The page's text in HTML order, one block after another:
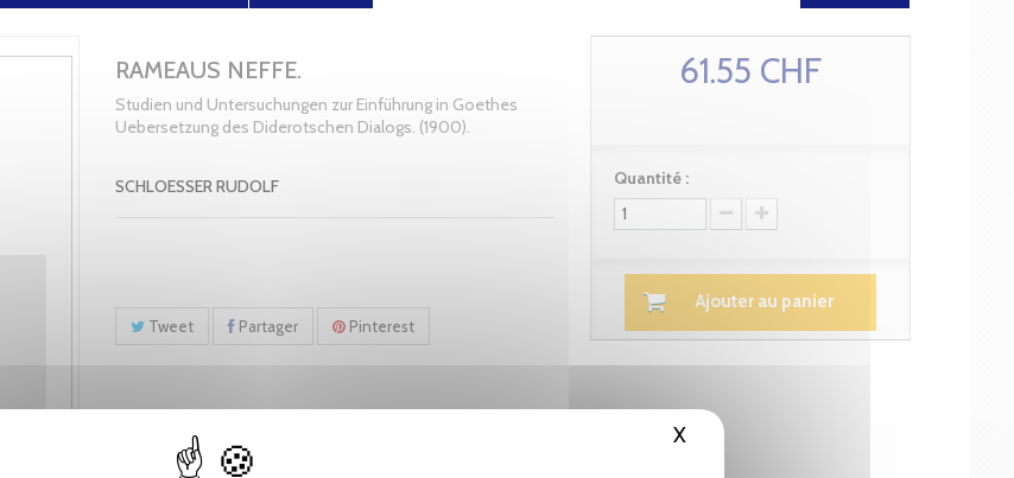
X Masquer le bandeau des cookies
RAMEAUS NEFFE.
Studien und Untersuchungen zur Einführung in Goethes
Uebersetzung des Diderotschen Dialogs. (1900).
SCHLOESSER RUDOLF
Tweet Partager Pinterest
61.55 CHF
Quantité :
Ajouter au panier